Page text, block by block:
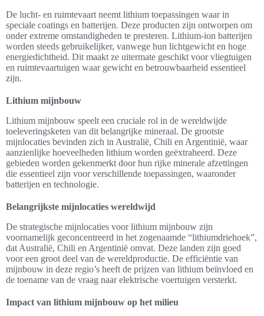
De lucht- en ruimtevaart neemt lithium toepassingen waar in
speciale coatings en batterijen. Deze producten zijn ontworpen om
onder extreme omstandigheden te presteren. Lithium-ion batterijen
worden steeds gebruikelijker, vanwege hun lichtgewicht en hoge
energiedichtheid. Dit maakt ze uitermate geschikt voor vliegtuigen
en ruimtevaartuigen waar gewicht en betrouwbaarheid essentieel
zijn.
Lithium mijnbouw
Lithium mijnbouw speelt een cruciale rol in de wereldwijde
toeleveringsketen van dit belangrijke mineraal. De grootste
mijnlocaties bevinden zich in Australië, Chili en Argentinië, waar
aanzienlijke hoeveelheden lithium worden geëxtraheerd. Deze
gebieden worden gekenmerkt door hun rijke minerale afzettingen
die essentieel zijn voor verschillende toepassingen, waaronder
batterijen en technologie.
Belangrijkste mijnlocaties wereldwijd
De strategische mijnlocaties voor lithium mijnbouw zijn
voornamelijk geconcentreerd in het zogenaamde “lithiumdriehoek”,
dat Australië, Chili en Argentinië omvat. Deze landen zijn goed
voor een groot deel van de wereldproductie. De efficiëntie van
mijnbouw in deze regio’s heeft de prijzen van lithium beïnvloed en
de toename van de vraag naar elektrische voertuigen versterkt.
Impact van lithium mijnbouw op het milieu